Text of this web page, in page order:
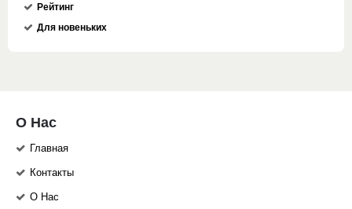
Рейтинг
Для новеньких
О Нас
Главная
Контакты
О Нас